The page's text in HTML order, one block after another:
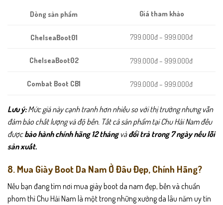
Dòng sản phẩm Giá tham khảo
ChelseaBoot01 799.000đ – 999.000đ
ChelseaBoot02 799.000đ – 999.000đ
Combat Boot CB1 799.000đ – 999.000đ
Lưu ý:Mức giá này cạnh tranh hơn nhiều so với thị trường nhưng vẫn
đảm bảo chất lượng và độ bền. Tất cả sản phẩm tại Chu Hải Nam đều
đượcbảo hành chính hãng 12 thángvàđổi trả trong 7 ngày nếu lỗi
sản xuất.
8. Mua Giày Boot Da Nam Ở Đâu Đẹp, Chính Hãng?
Nếu bạn đang tìm nơi mua giày boot da nam đẹp, bền và chuẩn
phom thì Chu Hải Nam là một trong những xưởng da lâu năm uy tín